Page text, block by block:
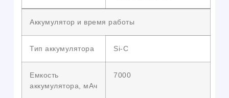
Аккумулятор и время работы
Тип аккумулятора Si-C
Емкость
аккумулятора, мАч
7000